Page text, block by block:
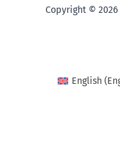
Copyright ©
English (